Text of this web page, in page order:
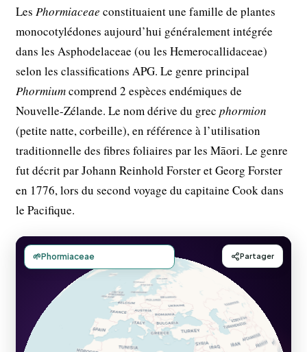
LesPhormiaceae constituaient une famille de plantes
monocotylédones aujourd’hui généralement intégrée
dans les Asphodelaceae (ou les Hemerocallidaceae)
selon les classifications APG. Le genre principal
Phormiumcomprend 2 espèces endémiques de
Nouvelle-Zélande. Le nom dérive du grecphormion
(petite natte, corbeille), en référence à l’utilisation
traditionnelle des fibres foliaires par les Māori. Le genre
fut décrit par Johann Reinhold Forster et Georg Forster
en 1776, lors du second voyage du capitaine Cook dans
le Pacifique.